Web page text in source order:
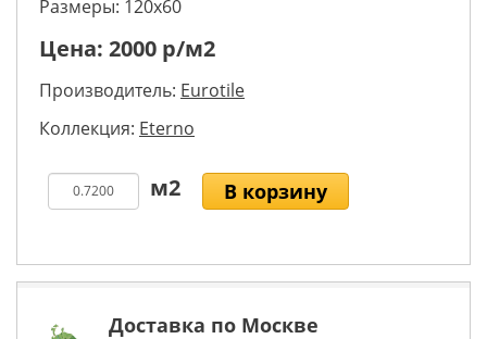
Размеры: 120х60
Цена: 2000 р/м2
Производитель: Eurotile
Коллекция: Eterno
В корзину
Доставка по Москве